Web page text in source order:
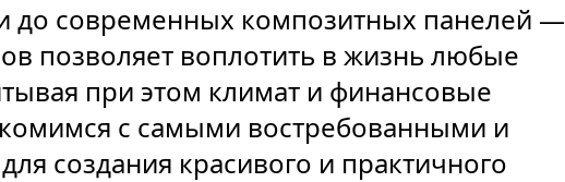
до современных композитных панелей —
позволяет воплотить в жизнь любые
при этом климат и финансовые
с самыми востребованными и
создания красивого и практичного